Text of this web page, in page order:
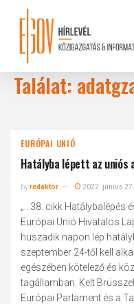
content
Találat:
EURÓPAI UNIÓ
Hatályba lépett az uniós
byredaktor 2022. június 27.
„...38. cikk Hatálybalépés
Európai Unió Hivatalos
huszadik napon lép
szeptember 24-től kell
egészében kötelező és
tagállamban. Kelt
Európai Parlament és a